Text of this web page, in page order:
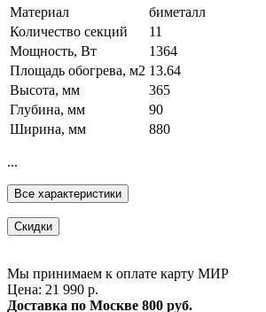
Материал
биметалл
Количество секций
11
Мощность, Вт
1364
Площадь обогрева, м2 13.64
Высота, мм
365
Глубина, мм
90
Ширина, мм
880
...
Все характеристики
Скидки
Мы принимаем к оплате карту МИР
Цена: 21 990 р.
Доставка по Москве 800 руб.